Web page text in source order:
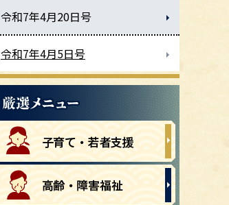
令和7年4月20日号
令和7年4月5日号